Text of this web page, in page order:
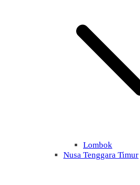
Lombok
Nusa Tenggara Timur